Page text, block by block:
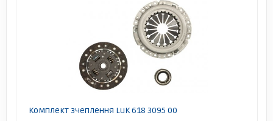
Комплект зчеплення LuK 618 3095 00